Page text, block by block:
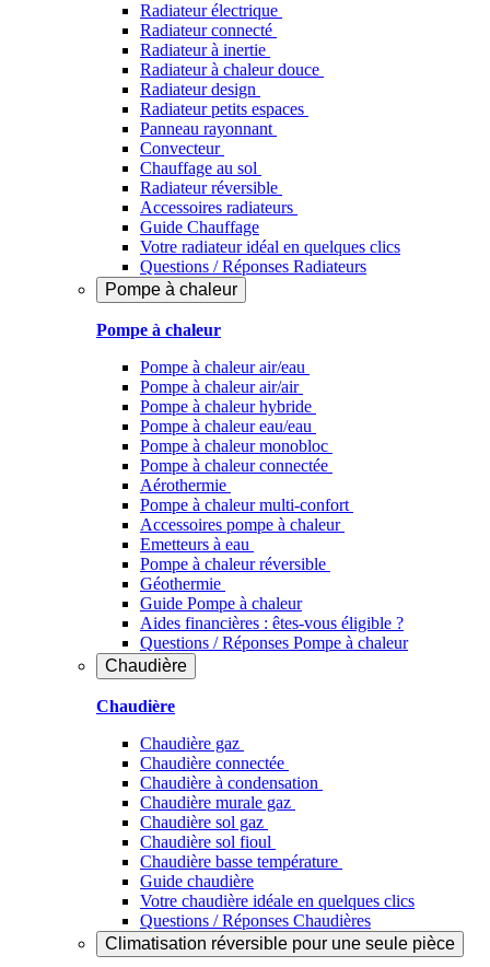
Radiateur électrique
Radiateur connecté
Radiateur à inertie
Radiateur à chaleur douce
Radiateur design
Radiateur petits espaces
Panneau rayonnant
Convecteur
Chauffage au sol
Radiateur réversible
Accessoires radiateurs
Guide Chauffage
Votre radiateur idéal en quelques clics
Questions / Réponses Radiateurs
Pompe à chaleur
Pompe à chaleur
Pompe à chaleur air/eau
Pompe à chaleur air/air
Pompe à chaleur hybride
Pompe à chaleur​ eau/eau
Pompe à chaleur monobloc
Pompe à chaleur connectée
Aérothermie
Pompe à chaleur multi-confort
Accessoires pompe à chaleur
Emetteurs à eau
Pompe à chaleur réversible
Géothermie
Guide Pompe à chaleur
Aides financières : êtes-vous éligible ?
Questions / Réponses Pompe à chaleur
Chaudière
Chaudière
Chaudière gaz
Chaudière connectée
Chaudière à condensation
Chaudière murale gaz
Chaudière sol gaz
Chaudière sol fioul
Chaudière basse température
Guide chaudière
Votre chaudière idéale en quelques clics
Questions / Réponses Chaudières
Climatisation réversible pour une seule pièce